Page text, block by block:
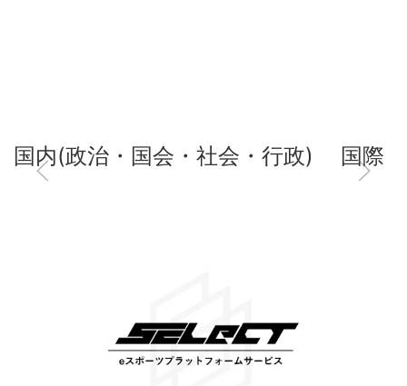
国内(政治・国会・社会・行政) 国際